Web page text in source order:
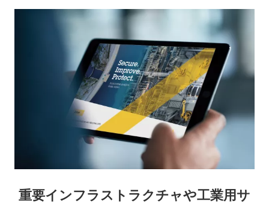
重要インフラストラクチャや工業用サ